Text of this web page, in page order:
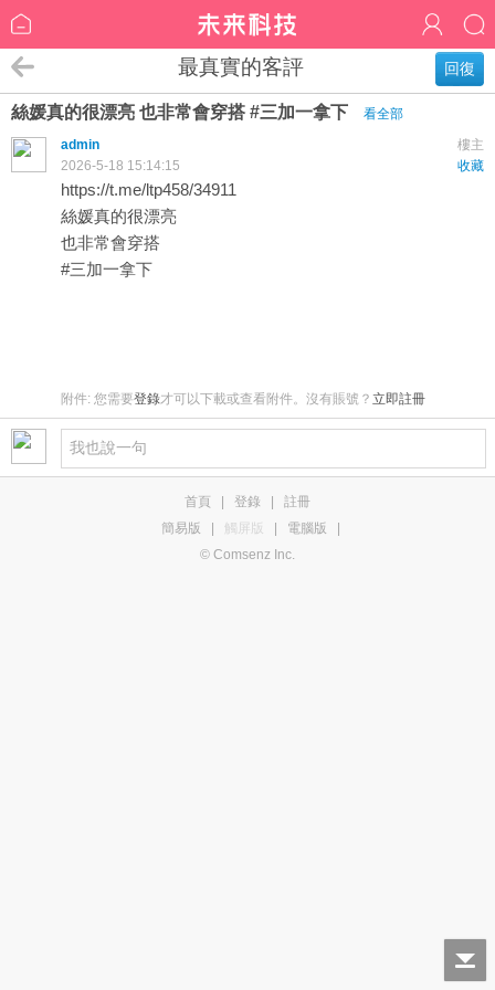
回復
最真實的客評
絲媛真的很漂亮 也非常會穿搭 #三加一拿下
看全部
樓主
admin
收藏
2026-5-18 15:14:15
https://t.me/ltp458/34911
絲媛真的很漂亮
也非常會穿搭
#三加一拿下
附件: 您需要登錄才可以下載或查看附件。沒有賬號？ 立即註冊
首頁 登錄
註冊
簡易版
觸屏版 電腦版
© Comsenz Inc.